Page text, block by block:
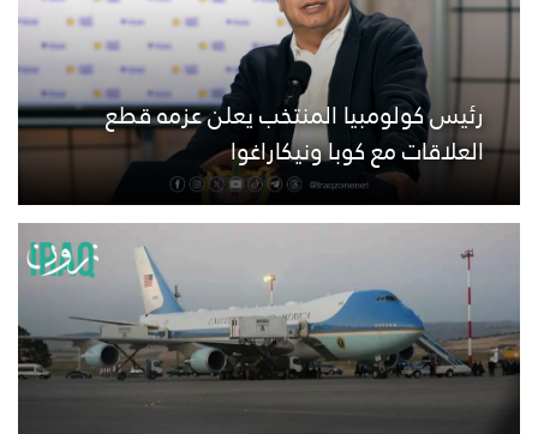
رئيس كولومبيا المنتخب يعلن عزمه قطع
العلاقات مع كوبا ونيكاراغوا